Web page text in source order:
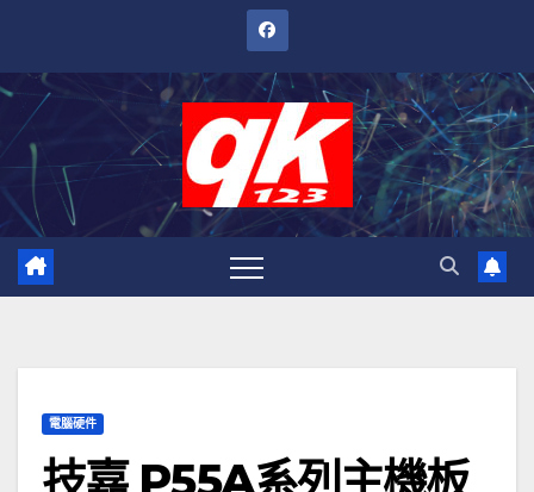
內
電腦硬件
技嘉 P55A系列主機板